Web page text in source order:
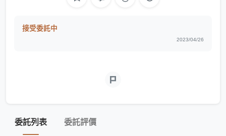
接受委託中
2023/04/26
委託列表 委託評價